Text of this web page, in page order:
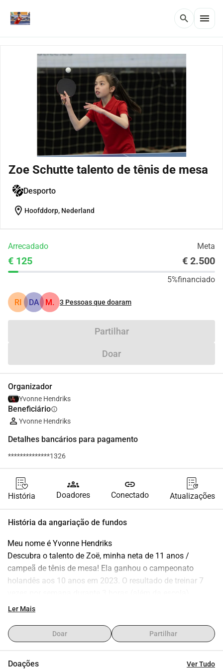
search menu
Zoe Schutte talento de tênis de mesa
Desporto
location_on Hoofddorp, Nederland
Arrecadado Meta
€ 125 € 2.500
5%financiado
RI DA M. 3 Pessoas que doaram
Partilhar
Doar
Organizador
Yvonne Hendriks
Beneficiárioinfo
Yvonne Hendriks
Detalhes bancários para pagamento
**************1326
História
groups
Doadores
link
Conectado Atualizações
História da angariação de fundos
Meu nome é Yvonne Hendriks
Descubra o talento de Zoë, minha neta de 11 anos /
campeã de tênis de mesa! Ela ganhou o campeonato
holandês aos 10 anos em 2023. O resultado de treinar 7
participar de acampamentos de tênis de mesa durante as
Com conquistas nacionais e internacionais, ela está pronta
para conquistar o mundo como uma jovem atleta. Mas
Ler Mais
Doar Partilhar
Doações Ver Tudo